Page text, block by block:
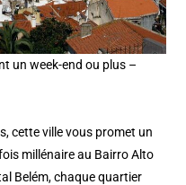
un week-end ou plus –
cette ville vous promet un
millénaire au Bairro Alto
Belém, chaque quartier